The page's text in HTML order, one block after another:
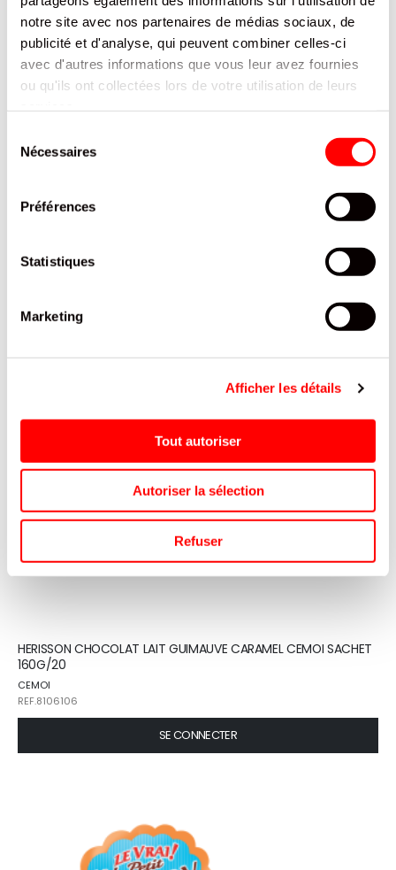
notre site avec nos partenaires de médias sociaux, de
publicité et d'analyse, qui peuvent combiner celles-ci
avec d'autres informations que vous leur avez fournies
ou qu'ils ont collectées lors de votre utilisation de leurs
Nécessaires
Préférences
Statistiques
Marketing
Afficher les détails
Tout autoriser
Autoriser la sélection
Refuser
PETIT OURSON CHOCOLAT LAIT GUIMAUVE CEMOI VRAC X48
CEMOI
HERISSON CHOCOLAT LAIT GUIMAUVE CARAMEL CEMOI SACHET
160G/20
CEMOI
REF.8106106
SE CONNECTER